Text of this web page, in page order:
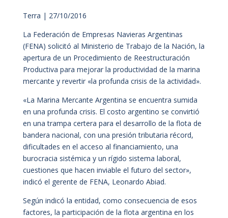
Terra | 27/10/2016
La Federación de Empresas Navieras Argentinas
(FENA) solicitó al Ministerio de Trabajo de la Nación, la
apertura de un Procedimiento de Reestructuración
Productiva para mejorar la productividad de la marina
mercante y revertir «la profunda crisis de la actividad».
«La Marina Mercante Argentina se encuentra sumida
en una profunda crisis. El costo argentino se convirtió
en una trampa certera para el desarrollo de la flota de
bandera nacional, con una presión tributaria récord,
dificultades en el acceso al financiamiento, una
burocracia sistémica y un rígido sistema laboral,
cuestiones que hacen inviable el futuro del sector»,
indicó el gerente de FENA, Leonardo Abiad.
Según indicó la entidad, como consecuencia de esos
factores, la participación de la flota argentina en los